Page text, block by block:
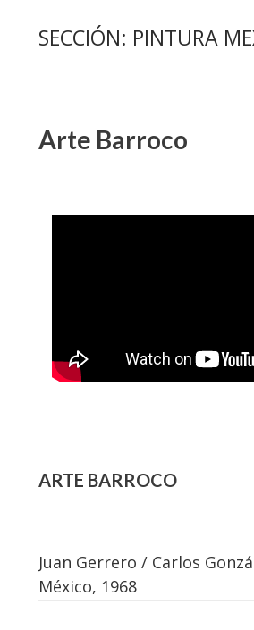
SECCIÓN: PINTURA
Arte Barroco
ARTE BARROCO
Juan Gerrero / Carlos
México, 1968